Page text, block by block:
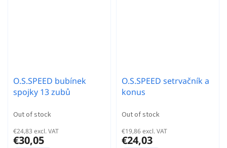
O.S.SPEED bubínek
spojky 13 zubů
Out of stock
€24,83 excl. VAT
€30,05
O.S.SPEED setrvačník a
konus
Out of stock
€19,86 excl. VAT
€24,03